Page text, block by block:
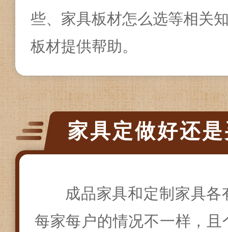
些、家具板材怎么选等相关
板材提供帮助。
家具定做好还
成品家具和定制家具
每家每户的情况不一样，